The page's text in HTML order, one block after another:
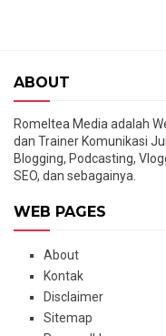
ABOUT
Romeltea Media adalah
dan Trainer Komunikasi
Blogging, Podcasting,
SEO, dan sebagainya.
WEB PAGES
About
Kontak
Disclaimer
Sitemap